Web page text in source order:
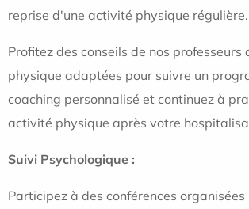
reprise d'une activité physique régulière.
Profitez des conseils de nos professeurs
physique adaptées pour suivre un
coaching personnalisé et continuez à
activité physique après votre
Suivi Psychologique :
Participez à des conférences